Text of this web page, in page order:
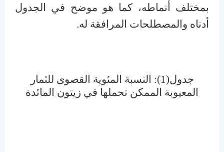
بمختلف أنماطه، كما هو موضح في الجدول
أدناه والمصطلحات المرافقة له.
جدول(1): النسبة المئوية القصوى للثمار
المعيوبة الممكن تحملها في زيتون المائدة